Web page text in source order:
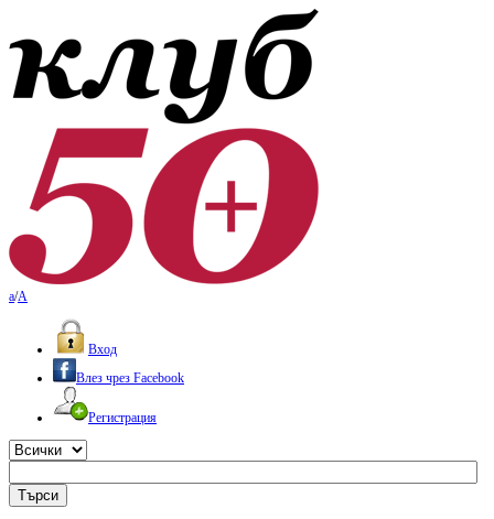
a/A
Вход
Влез чрез Facebook
Регистрация